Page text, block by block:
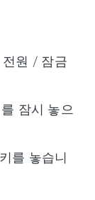
원 / 잠금
잠시 놓으
를 놓습니